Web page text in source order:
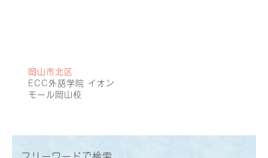
岡山市北区
ECC外語学院 イオン
モール岡山校
フリーワードで検索